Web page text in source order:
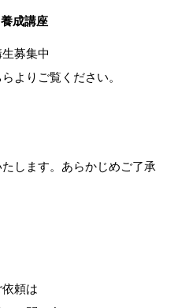
成講座
生募集中
よりご覧ください。
します。あらかじめご了承
頼は